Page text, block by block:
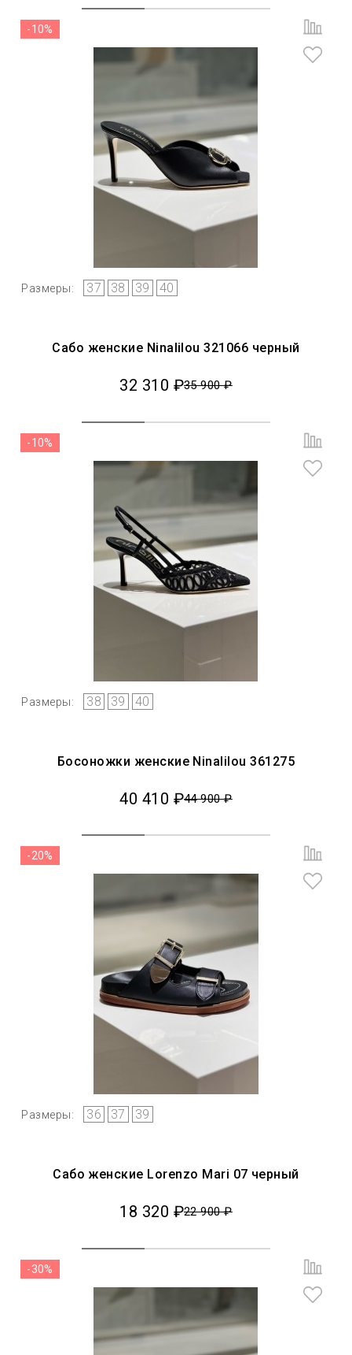
Размеры: 37 38 39 40
-10%
Сабо женские Ninalilou 321066 черный
32 310 ₽35 900 ₽
Размеры: 38 39 40
-10%
Босоножки женские Ninalilou 361275
40 410 ₽44 900 ₽
Размеры: 36 37 39
-20%
Сабо женские Lorenzo Mari 07 черный
18 320 ₽22 900 ₽
-30%